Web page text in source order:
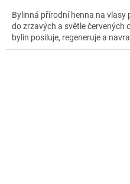
Bylinná přírodní henna na vlasy
do zrzavých a světle červených
bylin posiluje, regeneruje a